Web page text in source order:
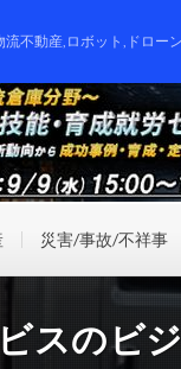
流不動産,ロボット,ドロー
災害/事故/不祥事
スのビ